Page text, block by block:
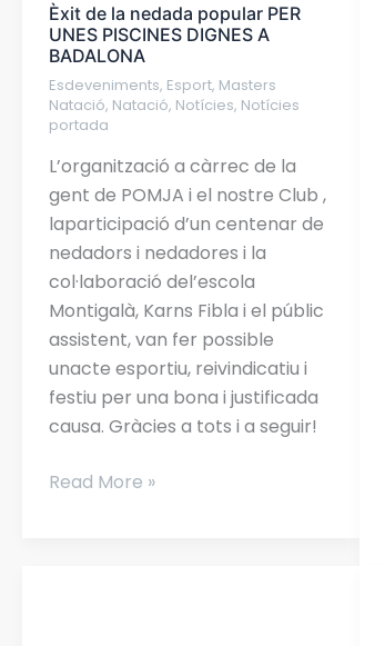
Èxit de la nedada popular PER
UNES PISCINES DIGNES A
BADALONA
Esdeveniments, Esport, Masters
Natació, Natació, Notícies, Notícies
portada
L’organització a càrrec de la
gent de POMJA i el nostre Club ,
laparticipació d’un centenar de
nedadors i nedadores i la
col·laboració del’escola
Montigalà, Karns Fibla i el públic
assistent, van fer possible
unacte esportiu, reivindicatiu i
festiu per una bona i justificada
causa. Gràcies a tots i a seguir!
la
nedada
popular
PER
UNES
PISCINES
DIGNES
A
BADALONA
Read More »